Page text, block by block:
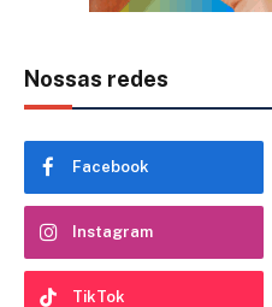
Nossas redes
Facebook
Instagram
TikTok